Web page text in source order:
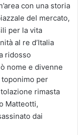
con una storia
del mercato,
per la vita
al re d’Italia
ridosso
nome e divenne
toponimo per
rimasta
Matteotti,
dai